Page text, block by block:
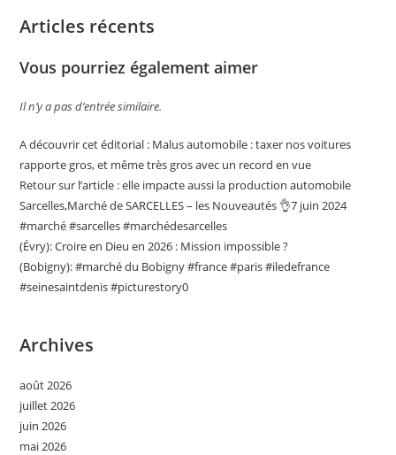
Articles récents
Vous pourriez également aimer
Il n’y a pas d’entrée similaire.
A découvrir cet éditorial : Malus automobile : taxer nos voitures
rapporte gros, et même très gros avec un record en vue
Retour sur l’article : elle impacte aussi la production automobile
Sarcelles,Marché de SARCELLES – les Nouveautés 👌7 juin 2024
#marché #sarcelles #marchédesarcelles
(Évry): Croire en Dieu en 2026 : Mission impossible ?
(Bobigny): #marché du Bobigny #france #paris #iledefrance
#seinesaintdenis #picturestory0
Archives
août 2026
juillet 2026
juin 2026
mai 2026